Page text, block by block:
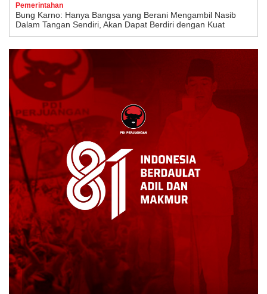
Pemerintahan
Bung Karno: Hanya Bangsa yang Berani Mengambil Nasib
Dalam Tangan Sendiri, Akan Dapat Berdiri dengan Kuat